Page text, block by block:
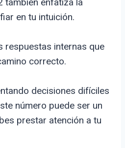
también enfatiza la
en tu intuición.
respuestas internas que
correcto.
decisiones difíciles
número puede ser un
prestar atención a tu